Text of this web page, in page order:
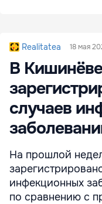
Realitatea 18 мая
В
случаев
На прошлой
инфекционных
по сравнению с